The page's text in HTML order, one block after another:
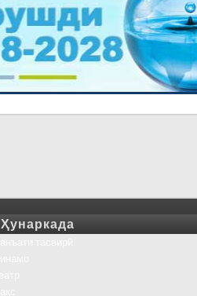
Ҳунаркада